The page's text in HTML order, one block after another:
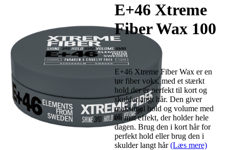
E+46 Xtreme
Fiber Wax 100
ml
E+46 Xtreme Fiber Wax er en
tør fiber voks, med et stærkt
hold der er perfekt til kort og
skulderlangt hår. Den giver
maksimal hold og volume med
en mat effekt, der holder hele
dagen. Brug den i kort hår for
perfekt hold eller brug den i
skulder langt hår(Læs mere)